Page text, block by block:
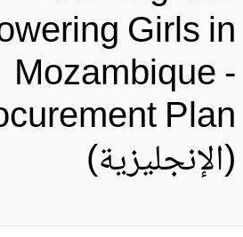
Girls
Mozambique